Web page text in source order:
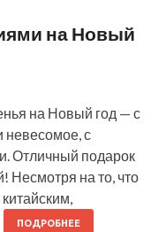
на Новый
на Новый год — с
невесомое, с
Отличный подарок
Несмотря на то, что
ПОДРОБНЕЕ